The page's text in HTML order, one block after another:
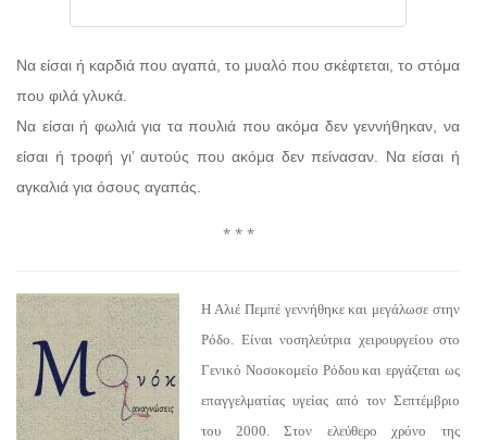
Να είσαι ή καρδιά που αγαπά, το μυαλό που σκέφτεται, το στόμα
που φιλά γλυκά.
Να είσαι ή φωλιά για τα πουλιά που ακόμα δεν γεννήθηκαν, να
είσαι ή τροφή γι’ αυτούς που ακόμα δεν πείνασαν. Να είσαι ή
αγκαλιά για όσους αγαπάς.
* * *
Η Αλιέ Πεμπέ γεννήθηκε και μεγάλωσε στην
Ρόδο. Είναι νοσηλεύτρια χειρουργείου στο
Γενικό Νοσοκομείο Ρόδου και εργάζεται ως
επαγγελματίας υγείας από τον Σεπτέμβριο
του 2000. Στον ελεύθερο χρόνο της